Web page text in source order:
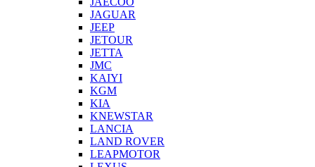
JAGUAR
JEEP
JETOUR
JETTA
JMC
KAIYI
KGM
KIA
KNEWSTAR
LANCIA
LAND ROVER
LEAPMOTOR